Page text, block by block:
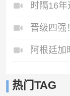
热门TAG